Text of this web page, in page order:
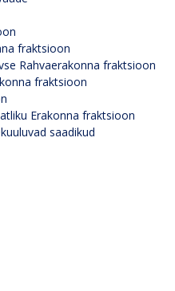
fraktsioon
Rahvaerakonna fraktsioon
fraktsioon
Erakonna fraktsioon
saadikud